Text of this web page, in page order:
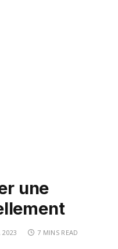
une
2023 7 MINS READ